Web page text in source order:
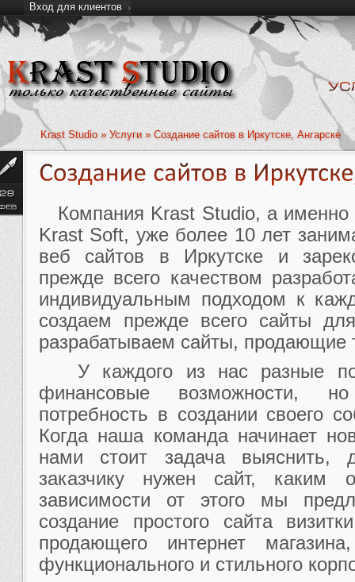
Вход для клиентов
Krast Studio» Услуги » Создание сайтов в Иркутске, Ангарске
Компания Krast Studio, а именно
Krast Soft, уже более 10 лет
веб сайтов в Иркутске и
прежде всего качеством
индивидуальным подходом к
создаем прежде всего сайты
разрабатываем сайты, продающие
У каждого из нас разные
финансовые возможности,
потребность в создании своего
Когда наша команда начинает
нами стоит задача выяснить,
заказчику нужен сайт,
зависимости от этого мы
создание простого сайта
продающего интернет
функционального и стильного